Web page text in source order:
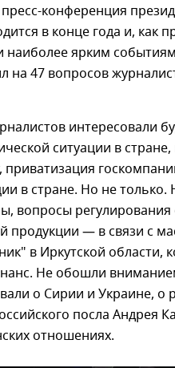
конференция
в конце года и, как
наиболее ярким
на 47 вопросов
интересовали
ситуации в
в стране. Но не только.
вопросы
продукции — в связи с
в Иркутской области,
Не обошли
о Сирии и Украине, о
посла Андрея
отношениях.